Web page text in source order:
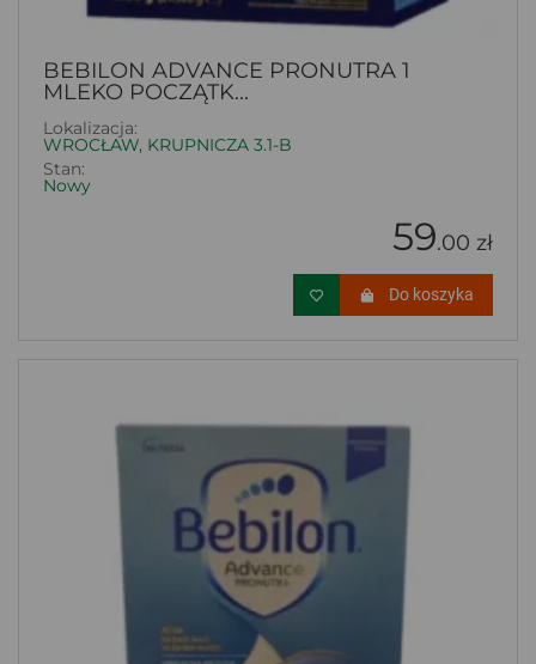
BEBILON ADVANCE PRONUTRA 1
MLEKO POCZĄTK...
Lokalizacja:
WROCŁAW, KRUPNICZA 3.1-B
Stan:
Nowy
59.00 zł
Do koszyka